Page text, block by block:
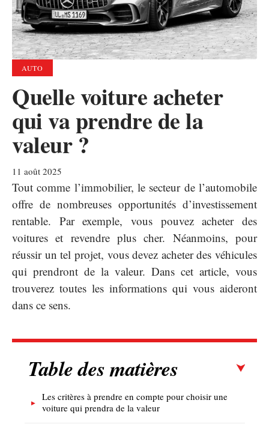
AUTO
Quelle voiture acheter
qui va prendre de la
valeur ?
11 août 2025
Tout comme l’immobilier, le secteur de l’automobile
offre de nombreuses opportunités d’investissement
rentable. Par exemple, vous pouvez acheter des
voitures et revendre plus cher. Néanmoins, pour
réussir un tel projet, vous devez acheter des véhicules
qui prendront de la valeur. Dans cet article, vous
trouverez toutes les informations qui vous aideront
dans ce sens.
Table des matières
Les critères à prendre en compte pour choisir une
voiture qui prendra de la valeur